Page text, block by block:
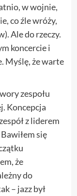
w wojnie,
co źle wróży,
Ale do rzeczy.
koncercie i
Myślę, że warte
zespołu
Koncepcja
z liderem
się
że
do
– jazz był